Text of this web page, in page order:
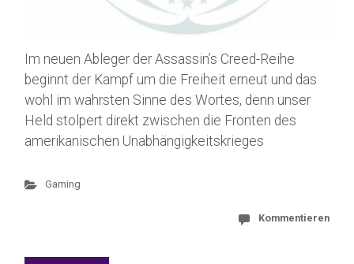
Im neuen Ableger der Assassin’s Creed-Reihe
beginnt der Kampf um die Freiheit erneut und das
wohl im wahrsten Sinne des Wortes, denn unser
Held stolpert direkt zwischen die Fronten des
amerikanischen Unabhängigkeitskrieges
Gaming
Kommentieren